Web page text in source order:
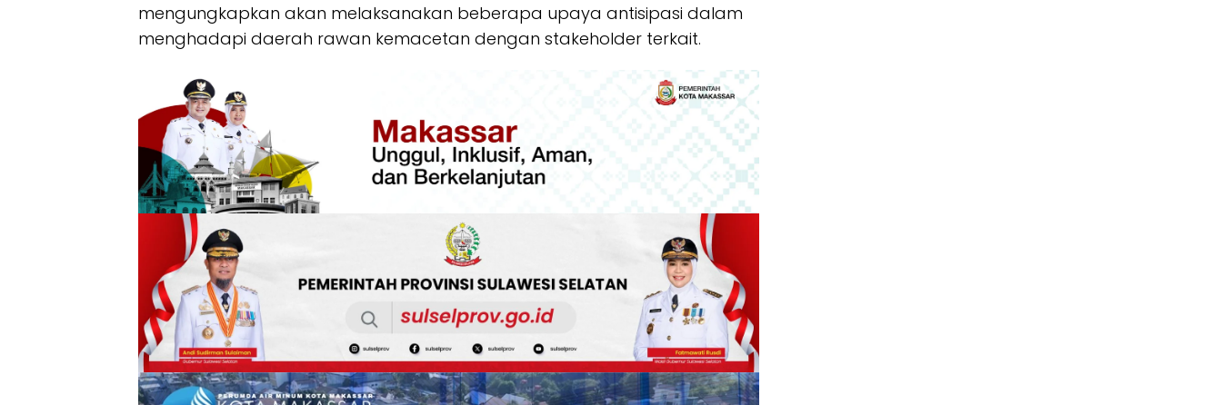
mengungkapkan akan melaksanakan beberapa upaya antisipasi dalam
menghadapi daerah rawan kemacetan dengan stakeholder terkait.